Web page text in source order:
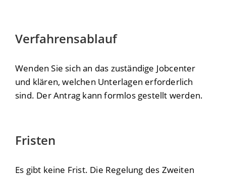
Verfahrensablauf
Wenden Sie sich an das zuständige Jobcenter
und klären, welchen Unterlagen erforderlich
sind. Der Antrag kann formlos gestellt werden.
Fristen
Es gibt keine Frist. Die Regelung des Zweiten